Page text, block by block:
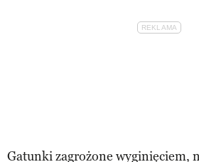
Gatunki zagrożone wyginięciem,